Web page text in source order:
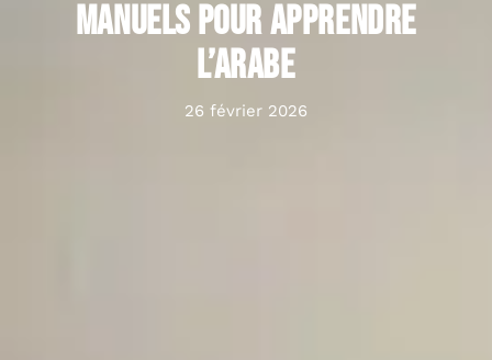
manuels pour apprendre
l’arabe
26 février 2026